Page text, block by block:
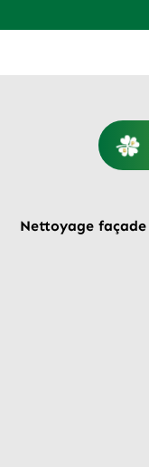
Nettoyage façade